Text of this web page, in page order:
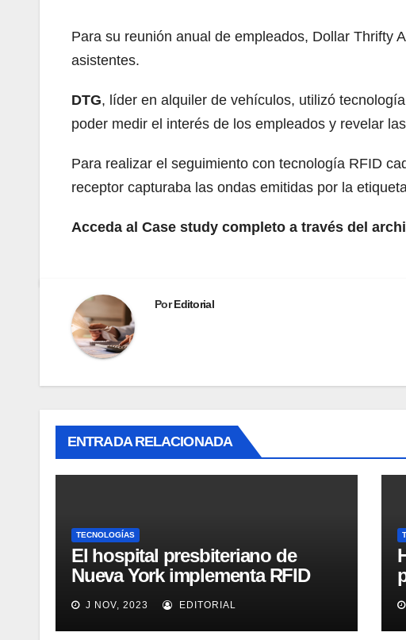
Para su reunión anual de empleados, Dollar Thrifty
asistentes.
DTG, líder en alquiler de vehículos, utilizó
poder medir el interés de los empleados y revelar
Para realizar el seguimiento con tecnología RFID
receptor capturaba las ondas emitidas por la
Acceda al Case study completo a través del
PorEditorial
ENTRADA RELACIONADA
TECNOLOGÍAS
El hospital presbiteriano de
Nueva York implementa RFID
para mejorar el proceso de
inventario de equipamiento
médico
J NOV, 2023 EDITORIAL